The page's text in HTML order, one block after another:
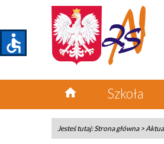
home Szkoła
Jesteś tutaj:Strona główna>
accessible